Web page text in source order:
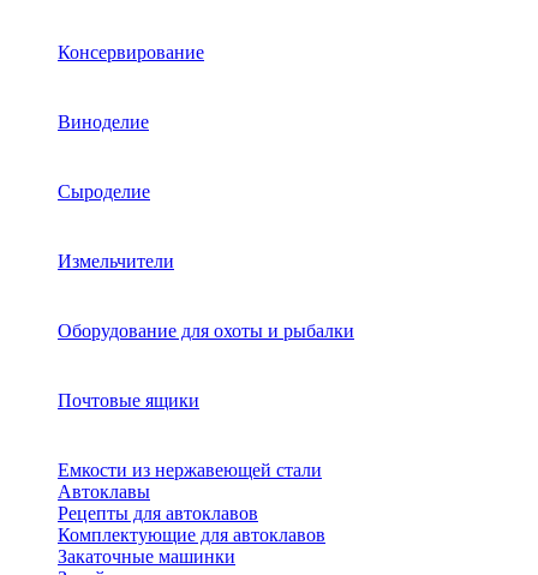
Консервирование
Виноделие
Сыроделие
Измельчители
Оборудование для охоты и рыбалки
Почтовые ящики
Емкости из нержавеющей стали
Автоклавы
Рецепты для автоклавов
Комплектующие для автоклавов
Закаточные машинки